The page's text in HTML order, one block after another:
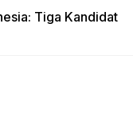
Tiga Kandidat